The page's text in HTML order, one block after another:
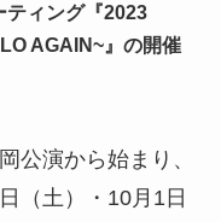
ティング『2023
AGAIN~』の開催
公演から始まり、
（土）・10月1日